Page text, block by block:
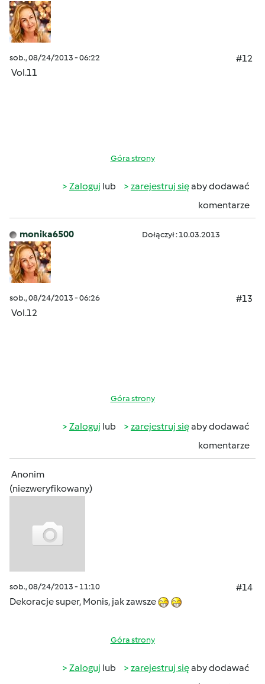
sob., 08/24/2013 - 06:22
#12
Vol.11
Góra strony
Zaloguj lub zarejestruj sięaby dodawać
komentarze
monika6500 Dołączył : 10.03.2013
sob., 08/24/2013 - 06:26
#13
Vol.12
Góra strony
Zaloguj lub zarejestruj sięaby dodawać
komentarze
Anonim
(niezweryfikowany)
sob., 08/24/2013 - 11:10
#14
Dekoracje super, Monis, jak zawsze
Góra strony
Zaloguj lub zarejestruj sięaby dodawać